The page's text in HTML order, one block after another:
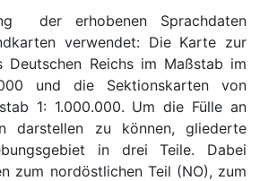
der erhobenen Sprachdaten
verwendet: Die Karte zur
Deutschen Reichs im Maßstab im
und die Sektionskarten von
1: 1.000.000. Um die Fülle an
darstellen zu können, gliederte
in drei Teile. Dabei
zum nordöstlichen Teil (NO), zum